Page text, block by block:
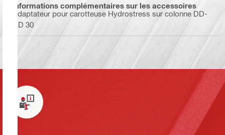
Informations complémentaires sur les accessoires
Adaptateur pour carotteuse Hydrostress sur colonne DD-
HD 30